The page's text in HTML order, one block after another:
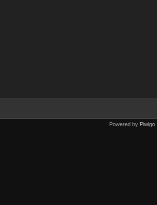
Powered by Piwigo